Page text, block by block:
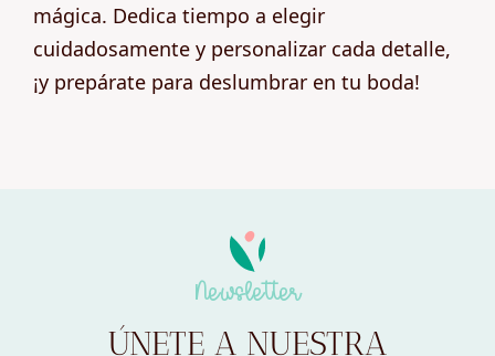
mágica. Dedica tiempo a elegir
cuidadosamente y personalizar cada detalle,
¡y prepárate para deslumbrar en tu boda!
Newsletter
ÚNETE A NUESTRA